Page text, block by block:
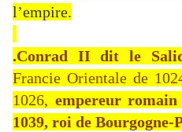
l’empire.
.Conrad II dit le
Francie Orientale de
1026, empereur romain
1039, roi de Bourgogne-